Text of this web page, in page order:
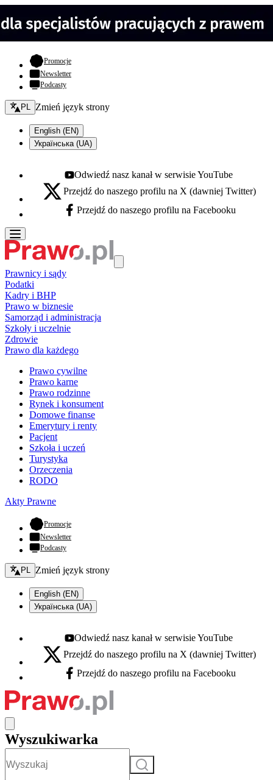
Promocje- otwiera się w nowej karcie
Newsletter
Podcasty
Zmień język - bieżący:
PL Zmień język strony
English (EN)
Українська (UA)
Youtube - otwiera się w nowej karcie
Odwiedź nasz kanał w serwisie YouTube
X - otwiera się w nowej karcie
Przejdź do naszego profilu na X (dawniej Twitter)
Facebook - otwiera się w nowej karcie
Przejdź do naszego profilu na Facebooku
Prawnicy i sądy
Podatki
Kadry i BHP
Prawo w biznesie
Samorząd i administracja
Szkoły i uczelnie
Zdrowie
Prawo dla każdego
Prawo cywilne
Prawo karne
Prawo rodzinne
Rynek i konsument
Domowe finanse
Emerytury i renty
Pacjent
Szkoła i uczeń
Turystyka
Orzeczenia
RODO
Akty Prawne
Promocje- otwiera się w nowej karcie
Newsletter
Podcasty
Zmień język - bieżący:
PL Zmień język strony
English (EN)
Українська (UA)
Youtube - otwiera się w nowej karcie
Odwiedź nasz kanał w serwisie YouTube
X - otwiera się w nowej karcie
Przejdź do naszego profilu na X (dawniej Twitter)
Facebook - otwiera się w nowej karcie
Przejdź do naszego profilu na Facebooku
Wyszukiwarka
Szukaj